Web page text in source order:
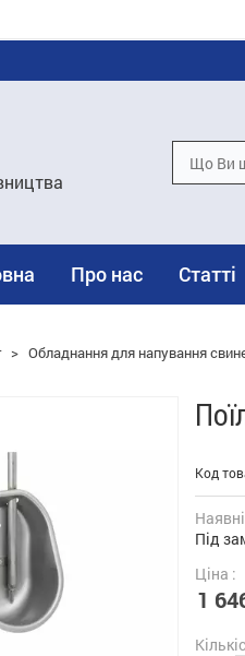
Про нас Статті
> Обладнання для напування
Код
Під
Ціна :
1